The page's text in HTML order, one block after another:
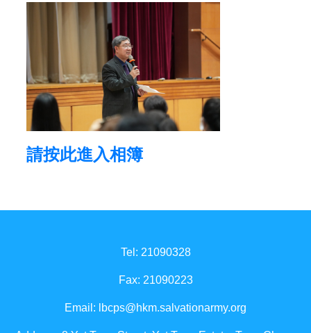
請按此進入相簿
Tel: 21090328
Fax: 21090223
Email: lbcps@hkm.salvationarmy.org